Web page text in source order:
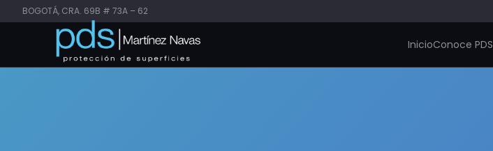
BOGOTÁ, CRA. 69B # 73A – 62
InicioConoce PDS